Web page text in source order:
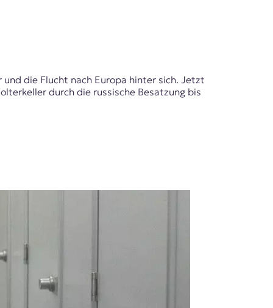
die Flucht nach Europa hinter sich. Jetzt
durch die russische Besatzung bis